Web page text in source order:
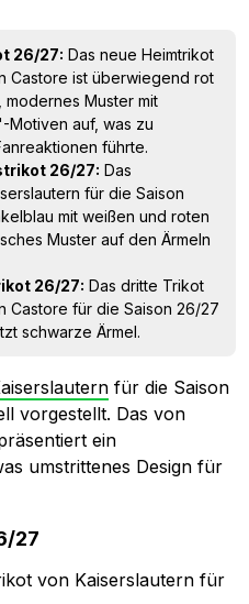
26/27: Das neue Heimtrikot
Castore ist überwiegend rot
Muster mit
auf, was zu
führte.
26/27: Das
für die Saison
mit weißen und roten
Muster auf den Ärmeln
26/27: Das dritte Trikot
Castore für die Saison 26/27
schwarze Ärmel.
für die Saison
vorgestellt. Das von
ein
umstrittenes Design für
27
von Kaiserslautern für